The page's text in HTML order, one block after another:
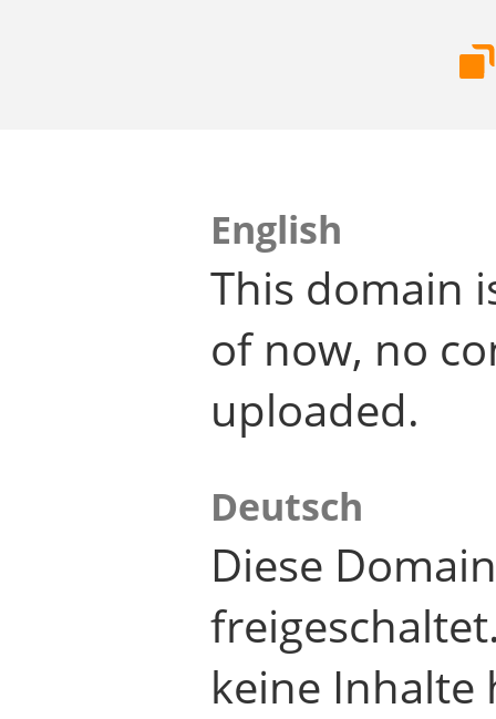
English
This domain
of now, no
uploaded.
Deutsch
Diese
keine Inhalte